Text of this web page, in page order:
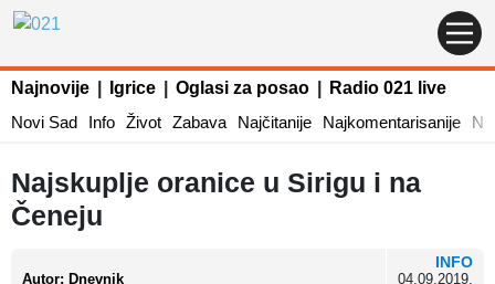
Najnovije Igrice Oglasi za posao
Radio 021 live
Novi Sad
Info Život Zabava Najčitanije Najkomentarisanije
Najskuplje oranice u Sirigu i na
Čeneju
Autor: Dnevnik
INFO
04.09.2019.